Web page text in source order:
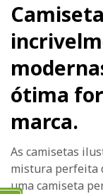
ótima
marca.
As camisetas
mistura perfeita
uma camiseta